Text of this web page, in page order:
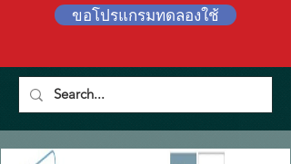
ขอโปรแกรมทดลองใช้